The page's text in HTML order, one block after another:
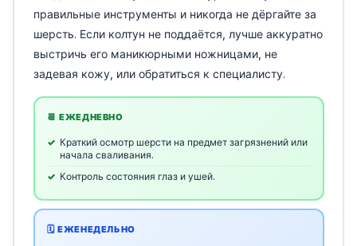
правильные инструменты и никогда не дёргайте за
шерсть. Если колтун не поддаётся, лучше аккуратно
выстричь его маникюрными ножницами, не
задевая кожу, или обратиться к специалисту.
📆 ЕЖЕДНЕВНО
Краткий осмотр шерсти на предмет загрязнений или
начала сваливания.
Контроль состояния глаз и ушей.
🗓️ ЕЖЕНЕДЕЛЬНО